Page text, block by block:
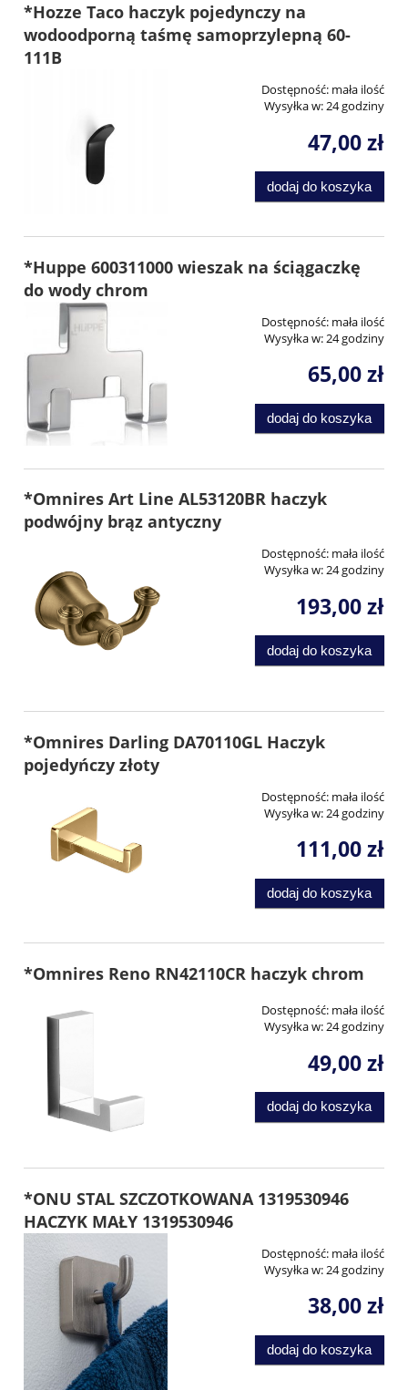
*Hozze Taco haczyk pojedynczy na
wodoodporną taśmę samoprzylepną 60-
111B
Dostępność: mała ilość
Wysyłka w:24 godziny
47,00 zł
dodaj do koszyka
*Huppe 600311000 wieszak na ściągaczkę
do wody chrom
Dostępność: mała ilość
Wysyłka w:24 godziny
65,00 zł
dodaj do koszyka
*Omnires Art Line AL53120BR haczyk
podwójny brąz antyczny
Dostępność: mała ilość
Wysyłka w:24 godziny
193,00 zł
dodaj do koszyka
*Omnires Darling DA70110GL Haczyk
pojedyńczy złoty
Dostępność: mała ilość
Wysyłka w:24 godziny
111,00 zł
dodaj do koszyka
*Omnires Reno RN42110CR haczyk chrom
Dostępność: mała ilość
Wysyłka w:24 godziny
49,00 zł
dodaj do koszyka
*ONU STAL SZCZOTKOWANA 1319530946
HACZYK MAŁY 1319530946
Dostępność: mała ilość
Wysyłka w:24 godziny
38,00 zł
dodaj do koszyka